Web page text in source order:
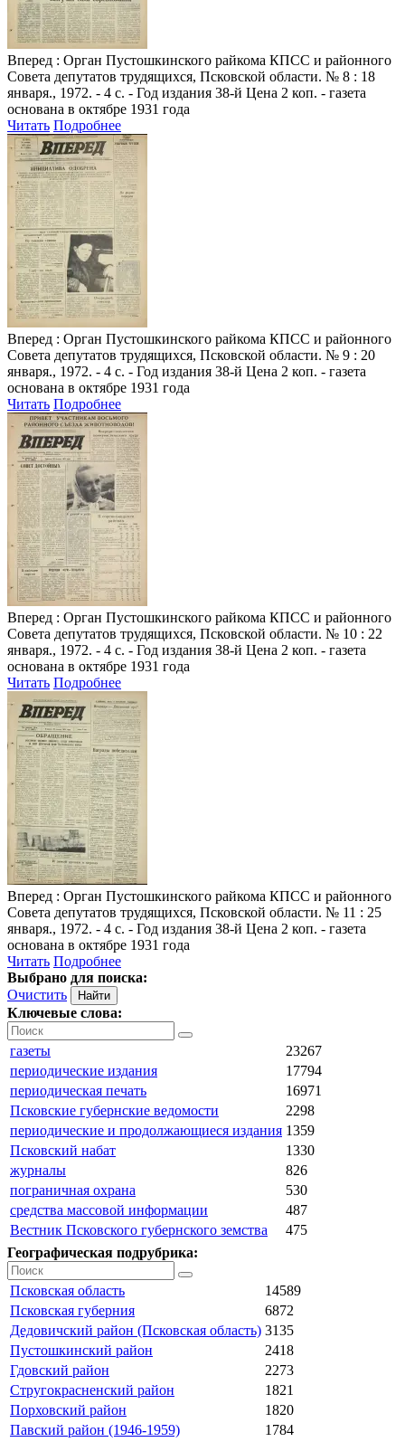
Вперед : Орган Пустошкинского райкома КПСС и районного
Совета депутатов трудящихся, Псковской области. № 8 : 18
января., 1972. - 4 с. - Год издания 38-й Цена 2 коп. - газета
основана в октябре 1931 года
Читать Подробнее
Вперед : Орган Пустошкинского райкома КПСС и районного
Совета депутатов трудящихся, Псковской области. № 9 : 20
января., 1972. - 4 с. - Год издания 38-й Цена 2 коп. - газета
основана в октябре 1931 года
Читать Подробнее
Вперед : Орган Пустошкинского райкома КПСС и районного
Совета депутатов трудящихся, Псковской области. № 10 : 22
января., 1972. - 4 с. - Год издания 38-й Цена 2 коп. - газета
основана в октябре 1931 года
Читать Подробнее
Вперед : Орган Пустошкинского райкома КПСС и районного
Совета депутатов трудящихся, Псковской области. № 11 : 25
января., 1972. - 4 с. - Год издания 38-й Цена 2 коп. - газета
основана в октябре 1931 года
Читать Подробнее
Выбрано для поиска:
Очистить
Ключевые слова:
газеты
23267
периодические издания
17794
периодическая печать
16971
Псковские губернские ведомости
2298
периодические и продолжающиеся издания 1359
Псковский набат
1330
журналы
826
пограничная охрана
530
средства массовой информации
487
Вестник Псковского губернского земства
475
Географическая подрубрика:
Псковская область
14589
Псковская губерния
6872
Дедовичский район (Псковская область) 3135
Пустошкинский район
2418
Гдовский район
2273
Стругокрасненский район
1821
Порховский район
1820
Павский район (1946-1959)
1784